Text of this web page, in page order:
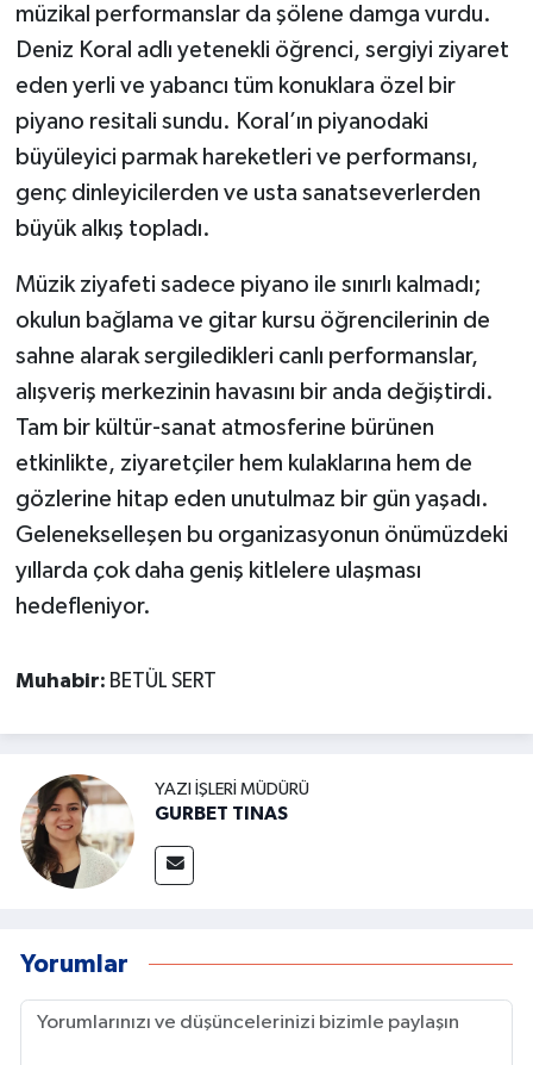
müzikal performanslar da şölene damga vurdu.
Deniz Koral adlı yetenekli öğrenci, sergiyi ziyaret
eden yerli ve yabancı tüm konuklara özel bir
piyano resitali sundu. Koral’ın piyanodaki
büyüleyici parmak hareketleri ve performansı,
genç dinleyicilerden ve usta sanatseverlerden
büyük alkış topladı.
Müzik ziyafeti sadece piyano ile sınırlı kalmadı;
okulun bağlama ve gitar kursu öğrencilerinin de
sahne alarak sergiledikleri canlı performanslar,
alışveriş merkezinin havasını bir anda değiştirdi.
Tam bir kültür-sanat atmosferine bürünen
etkinlikte, ziyaretçiler hem kulaklarına hem de
gözlerine hitap eden unutulmaz bir gün yaşadı.
Gelenekselleşen bu organizasyonun önümüzdeki
yıllarda çok daha geniş kitlelere ulaşması
hedefleniyor.
Muhabir: BETÜL SERT
YAZI İŞLERI MÜDÜRÜ
GURBET TINAS
Yorumlar